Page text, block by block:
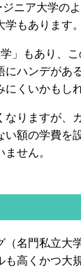
ニア大学の
もあります。
」もあり、
ハンデがあ
くいかもし
りますが、
額の学費を
せん。
名門私立大
高くかつ大